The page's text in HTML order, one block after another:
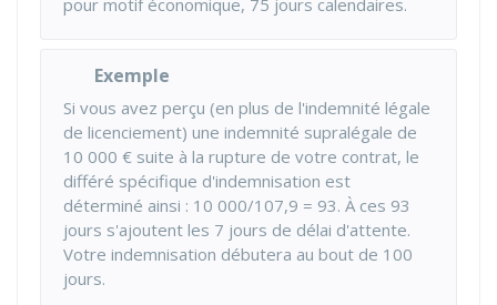
pour motif économique, 75 jours calendaires.
Exemple
Si vous avez perçu (en plus de l'indemnité légale
de licenciement) une indemnité supralégale de
10 000 € suite à la rupture de votre contrat, le
différé spécifique d'indemnisation est
déterminé ainsi : 10 000/107,9 = 93. À ces 93
jours s'ajoutent les 7 jours de délai d'attente.
Votre indemnisation débutera au bout de 100
jours.